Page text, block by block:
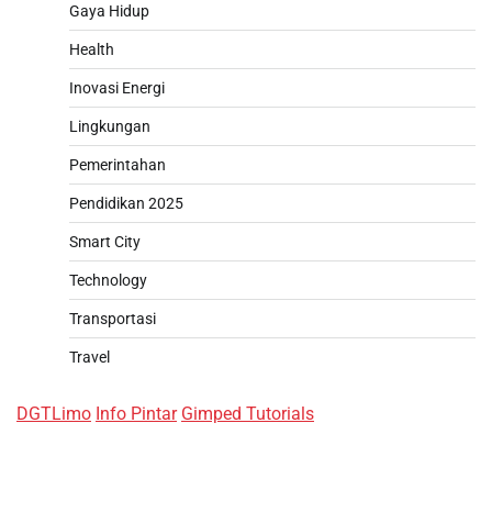
Gaya Hidup
Health
Inovasi Energi
Lingkungan
Pemerintahan
Pendidikan 2025
Smart City
Technology
Transportasi
Travel
DGTLimo Info Pintar Gimped Tutorials